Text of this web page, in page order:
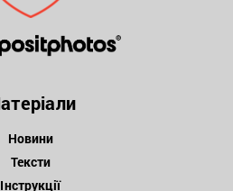
Новини
Тексти
Інструкції